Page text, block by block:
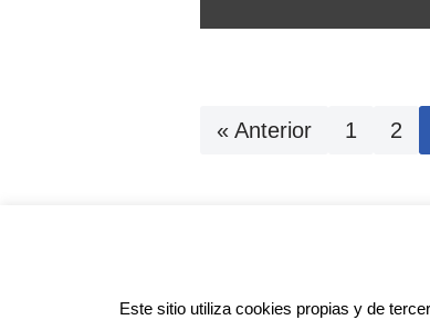
« Anterior 1 2
Anotado funciona gracias a
Este sitio utiliza cookies propias y de